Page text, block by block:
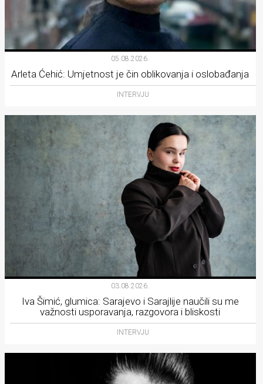
05.08.2026.
Arleta Ćehić: Umjetnost je čin oblikovanja i oslobađanja
INTERVJU
03.08.2026.
Iva Šimić, glumica: Sarajevo i Sarajlije naučili su me
važnosti usporavanja, razgovora i bliskosti
INTERVJU